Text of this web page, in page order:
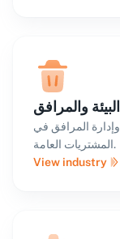
البيئة والمرافق
المرافق في
المشتريات العامة.
View industry